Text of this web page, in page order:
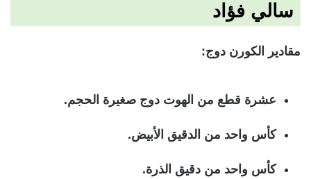
سالي فؤاد
مقادير الكورن دوج:
عشرة قطع من الهوت دوج صغيرة الحجم.
كأس واحد من الدقيق الأبيض.
كأس واحد من دقيق الذرة.